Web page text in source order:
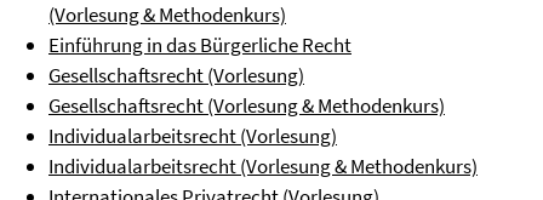
(Vorlesung & Methodenkurs)
Einführung in das Bürgerliche Recht
Gesellschaftsrecht (Vorlesung)
Gesellschaftsrecht (Vorlesung & Methodenkurs)
Individualarbeitsrecht (Vorlesung)
Individualarbeitsrecht (Vorlesung & Methodenkurs)